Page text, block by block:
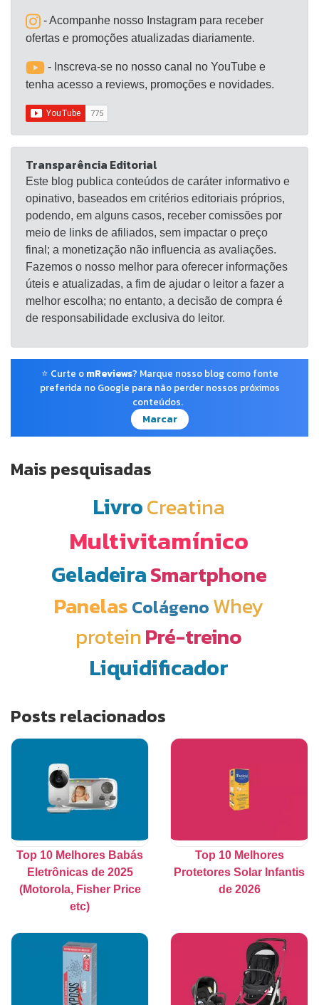
- Acompanhe nosso Instagram para receber
ofertas e promoções atualizadas diariamente.
- Inscreva-se no nosso canal no YouTube e
tenha acesso a reviews, promoções e novidades.
Transparência Editorial
Este blog publica conteúdos de caráter informativo e
opinativo, baseados em critérios editoriais próprios,
podendo, em alguns casos, receber comissões por
meio de links de afiliados, sem impactar o preço
final; a monetização não influencia as avaliações.
Fazemos o nosso melhor para oferecer informações
úteis e atualizadas, a fim de ajudar o leitor a fazer a
melhor escolha; no entanto, a decisão de compra é
de responsabilidade exclusiva do leitor.
⭐ Curte o mReviews? Marque nosso blog como fonte
preferida no Google para não perder nossos próximos
conteúdos.
Marcar
Mais pesquisadas
LivroCreatina
Multivitamínico
GeladeiraSmartphone
Panelas Colágeno Whey
proteinPré-treino
Liquidificador
Posts relacionados
Top 10 Melhores Babás
Eletrônicas de 2025
(Motorola, Fisher Price
etc)
Top 10 Melhores
Protetores Solar Infantis
de 2026